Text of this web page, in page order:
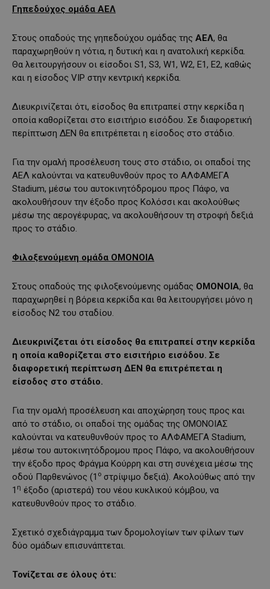
Γηπεδούχος ομάδα ΑΕΛ
Στους οπαδούς της γηπεδούχου ομάδας της ΑΕΛ, θα
παραχωρηθούν η νότια, η δυτική και η ανατολική κερκίδα.
Θα λειτουργήσουν οι είσοδοι S1, S3, W1, W2, Ε1, Ε2, καθώς
και η είσοδος VIP στην κεντρική κερκίδα.
Διευκρινίζεται ότι, είσοδος θα επιτραπεί στην κερκίδα η
οποία καθορίζεται στο εισιτήριο εισόδου. Σε διαφορετική
περίπτωση ΔΕΝ θα επιτρέπεται η είσοδος στο στάδιο.
Για την ομαλή προσέλευση τους στο στάδιο, οι οπαδοί της
ΑΕΛ καλούνται να κατευθυνθούν προς το ΑΛΦΑΜΕΓΑ
Stadium, μέσω του αυτοκινητόδρομου προς Πάφο, να
ακολουθήσουν την έξοδο προς Κολόσσι και ακολούθως
μέσω της αερογέφυρας, να ακολουθήσουν τη στροφή δεξιά
προς το στάδιο.
Φιλοξενούμενη ομάδα ΟΜΟΝΟΙΑ
Στους οπαδούς της φιλοξενούμενης ομάδας ΟΜΟΝΟΙΑ, θα
παραχωρηθεί η βόρεια κερκίδα και θα λειτουργήσει μόνο η
είσοδος Ν2 του σταδίου.
Διευκρινίζεται ότι είσοδος θα επιτραπεί στην κερκίδα
η οποία καθορίζεται στο εισιτήριο εισόδου. Σε
διαφορετική περίπτωση ΔΕΝ θα επιτρέπεται η
είσοδος στο στάδιο.
Για την ομαλή προσέλευση και αποχώρηση τους προς και
από το στάδιο, οι οπαδοί της ομάδας της ΟΜΟΝΟΙΑΣ
καλούνται να κατευθυνθούν προς το ΑΛΦΑΜΕΓΑ Stadium,
μέσω του αυτοκινητόδρομου προς Πάφο, να ακολουθήσουν
την έξοδο προς Φράγμα Κούρρη και στη συνέχεια μέσω της
οδού Παρθενώνος (1 ο στρίψιμο δεξιά). Ακολούθως από την
1 η έξοδο (αριστερά) του νέου κυκλικού κόμβου, να
κατευθυνθούν προς το στάδιο.
Σχετικό σχεδιάγραμμα των δρομολογίων των φίλων των
δύο ομάδων επισυνάπτεται.
Τονίζεται σε όλους ότι: